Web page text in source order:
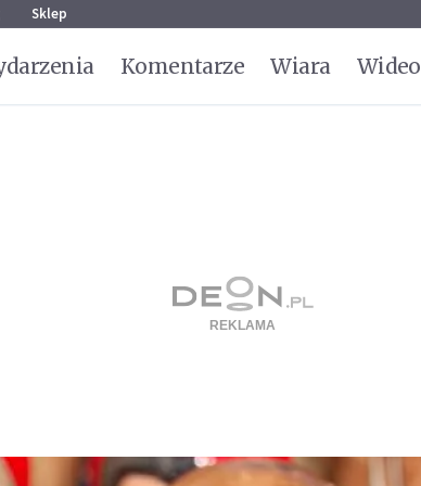
Sklep
Komentarze Wiara Wideo